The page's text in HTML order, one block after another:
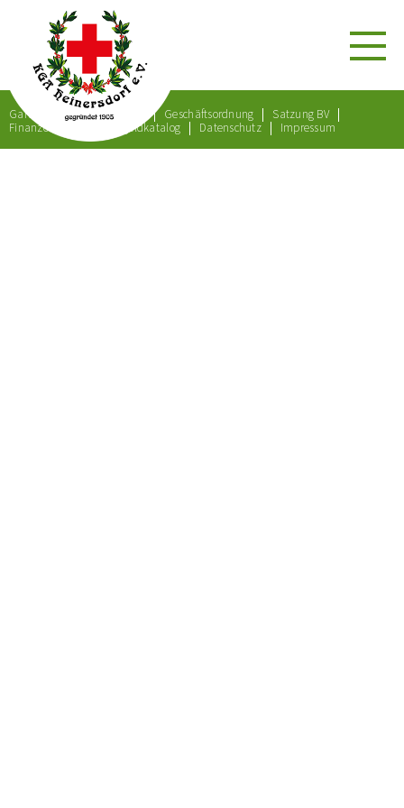
Gartenordnung Satzung Geschäftsordnung
Satzung BV
Finanzordnung
Bußgeldkatalog Datenschutz Impressum